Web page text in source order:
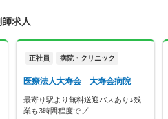
求人
正社員 病院・クリニック
医療法人大寿会 大寿会病院
最寄り駅より無料送迎バスあり♪残
業も3時間程度でプ…